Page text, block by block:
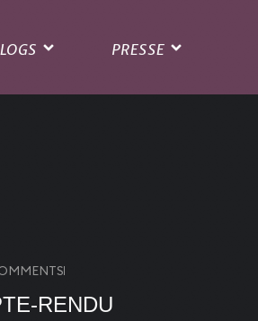
PRESSE
RENDU